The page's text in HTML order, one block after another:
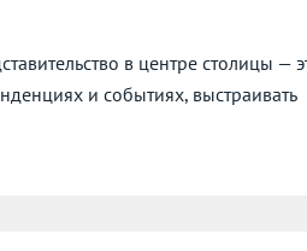
в центре столицы —
и событиях, выстраивать